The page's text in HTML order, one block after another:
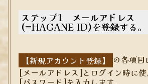
ステップ1 メールアドレス
(=HAGANE ID)を登録する。
【新規アカウント登録】
の各項目
[メールアドレス]とログイン時に